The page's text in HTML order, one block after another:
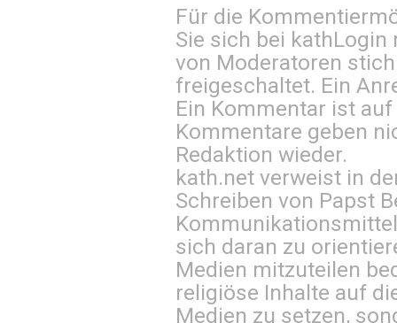
Für die
Sie sich bei kathLogin
von Moderatoren
freigeschaltet. Ein
Ein Kommentar ist
Kommentare geben
Redaktion wieder.
kath.net verweist in
Schreiben von Papst
sich daran zu
Medien mitzuteilen
religiöse Inhalte auf
Medien zu setzen,